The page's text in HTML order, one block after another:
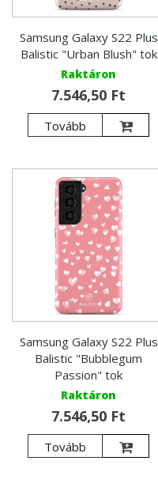
Samsung Galaxy S22 Plus
Balistic "Urban Blush" tok
Raktáron
7.546,50 Ft
Tovább
Samsung Galaxy S22 Plus
Balistic "Bubblegum
Passion" tok
Raktáron
7.546,50 Ft
Tovább